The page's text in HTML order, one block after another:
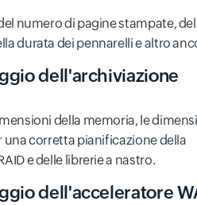
numero di pagine stampate, del
durata dei pennarelli e altro
dell'archiviazione
della memoria, le
una corretta pianificazione della
e delle librerie a nastro.
dell'acceleratore